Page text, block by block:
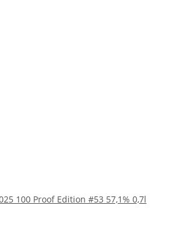
100 Proof Edition #53 57,1% 0,7l